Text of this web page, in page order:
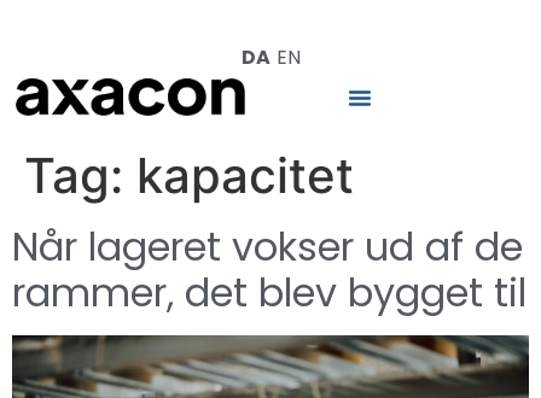
DA EN
Tag: kapacitet
Når lageret vokser ud af de
rammer, det blev bygget til